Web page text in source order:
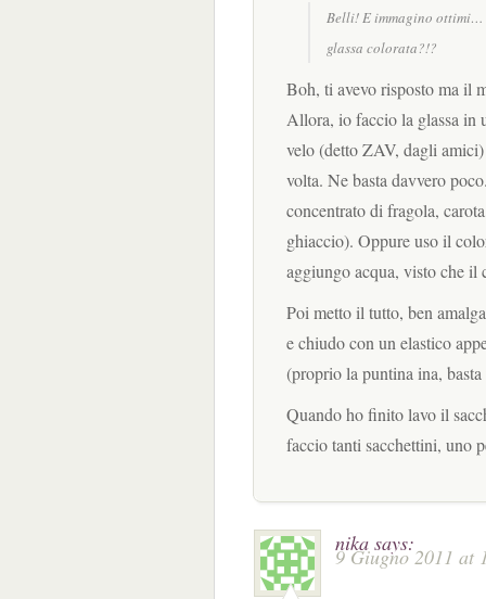
Belli! E immagino ottimi…
glassa colorata?!?
Boh, ti avevo risposto ma il
Allora, io faccio la glassa in
velo (detto ZAV, dagli
volta. Ne basta davvero
concentrato di fragola,
ghiaccio). Oppure uso il
aggiungo acqua, visto che il
Poi metto il tutto, ben
e chiudo con un elastico
(proprio la puntina ina,
Quando ho finito lavo il
faccio tanti sacchettini, uno
nika says:
9 Giugno 2011 at